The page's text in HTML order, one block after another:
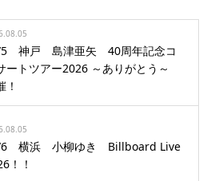
神戸 島津亜矢 40周年記念コ
ートツアー2026 ～ありがとう～
！
6 横浜 小柳ゆき Billboard Live
！！